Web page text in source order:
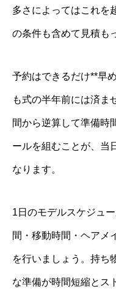
多さによってはこれを
の条件も含めて見積も
予約はできるだけ**早
も式の半年前には済ま
間から逆算して準備時
ールを組むことが、当
なります。
1日のモデルスケジュ
間・移動時間・ヘアメ
を行いましょう。持ち
な準備が時間短縮とス